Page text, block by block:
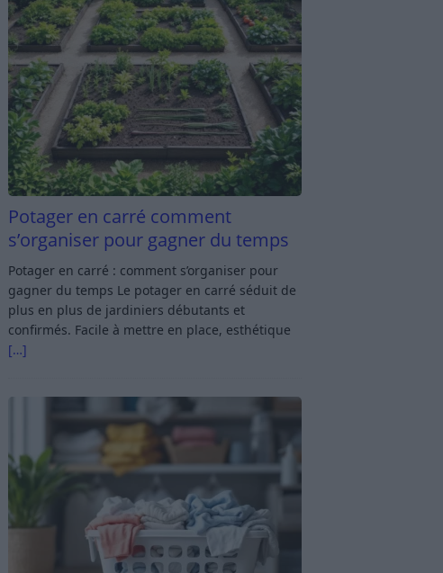
Potager en carré comment
s’organiser pour gagner du temps
Potager en carré : comment s’organiser pour
gagner du temps Le potager en carré séduit de
plus en plus de jardiniers débutants et
confirmés. Facile à mettre en place, esthétique
[…]